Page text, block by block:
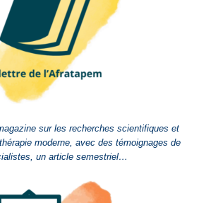
sur les recherches scientifiques et
moderne, avec des témoignages de
un article semestriel…